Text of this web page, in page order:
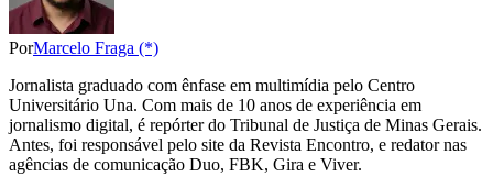
PorMarcelo Fraga (*)
Jornalista graduado com ênfase em multimídia pelo Centro
Universitário Una. Com mais de 10 anos de experiência em
jornalismo digital, é repórter do Tribunal de Justiça de Minas Gerais.
Antes, foi responsável pelo site da Revista Encontro, e redator nas
agências de comunicação Duo, FBK, Gira e Viver.